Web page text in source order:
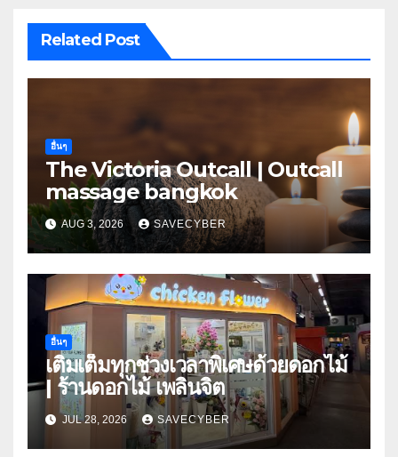
Related Post
อื่นๆ
The Victoria Outcall | Outcall
massage bangkok
AUG 3, 2026 SAVECYBER
อื่นๆ
เติมเต็มทุกช่วงเวลาพิเศษด้วยดอกไม้
| ร้านดอกไม้ เพลินจิต
JUL 28, 2026 SAVECYBER